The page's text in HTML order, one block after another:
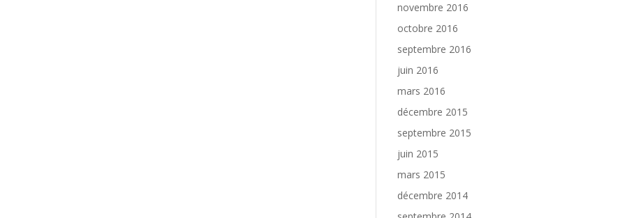
novembre 2016
octobre 2016
septembre 2016
juin 2016
mars 2016
décembre 2015
septembre 2015
juin 2015
mars 2015
décembre 2014